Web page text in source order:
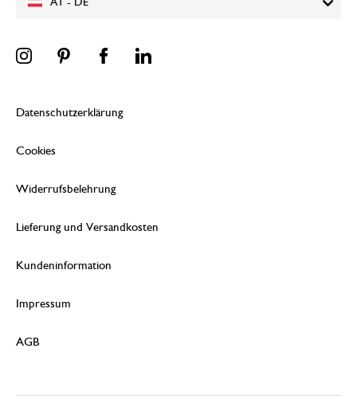
AT - DE
Datenschutzerklärung
Cookies
Widerrufsbelehrung
Lieferung und Versandkosten
Kundeninformation
Impressum
AGB